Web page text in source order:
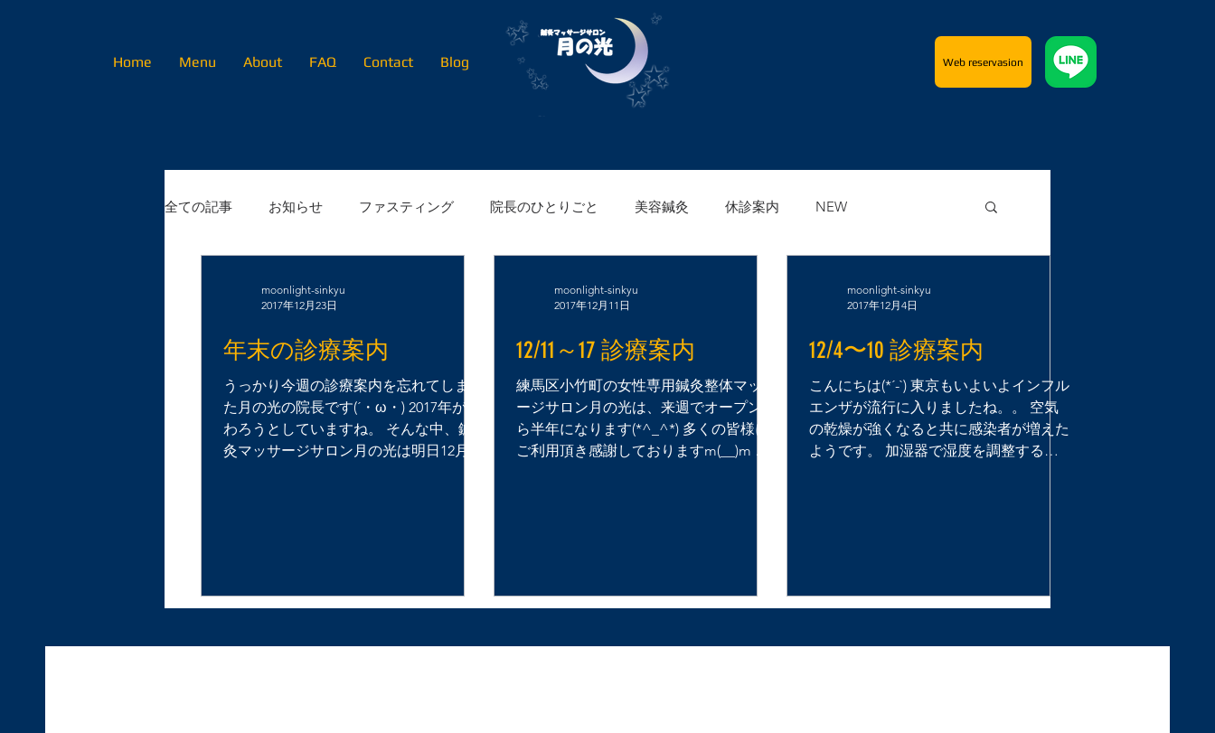
Home Menu About FAQ Contact Blog Web reservasion
全ての記事 お知らせ ファスティング 院長のひとりごと 美容鍼灸 休診案内 NEW
moonlight-sinkyu
2017年12月23日
年末の診療案内
うっかり今週の診療案内を忘れてしまっ
た月の光の院長です(´・ω・) 2017年が終
わろうとしていますね。 そんな中、鍼
灸マッサージサロン月の光は明日12月24
moonlight-sinkyu
2017年12月11日
12/11～17 診療案内
練馬区小竹町の女性専用鍼灸整体マッサ
ージサロン月の光は、来週でオープンか
ら半年になります(*^_^*) 多くの皆様に
ご利用頂き感謝しておりますm(__)m 年
moonlight-sinkyu
2017年12月4日
12/4〜10 診療案内
こんにちは(*´-`) 東京もいよいよインフル
エンザが流行に入りましたね。。 空気
の乾燥が強くなると共に感染者が増えた
ようです。 加湿器で湿度を調整するの